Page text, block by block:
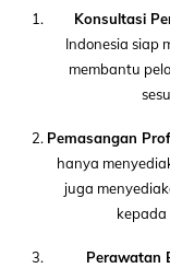
Konsultasi
Indonesia siap
membantu
Pemasangan
hanya
juga
Perawatan